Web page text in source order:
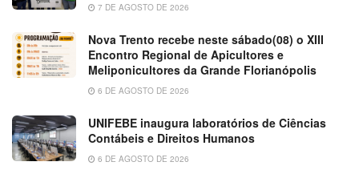
7 DE AGOSTO DE 2026
Nova Trento recebe neste sábado(08) o XIII
Encontro Regional de Apicultores e
Meliponicultores da Grande Florianópolis
6 DE AGOSTO DE 2026
UNIFEBE inaugura laboratórios de Ciências
Contábeis e Direitos Humanos
6 DE AGOSTO DE 2026